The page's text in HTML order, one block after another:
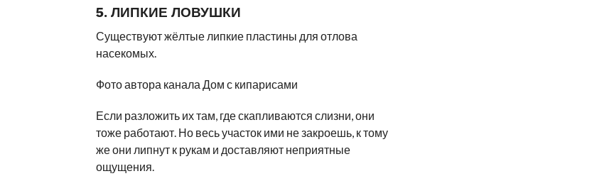
5. ЛИПКИЕ ЛОВУШКИ
Существуют жёлтые липкие пластины для отлова
насекомых.
Фото автора канала Дом с кипарисами
Если разложить их там, где скапливаются слизни, они
тоже работают. Но весь участок ими не закроешь, к тому
же они липнут к рукам и доставляют неприятные
ощущения.